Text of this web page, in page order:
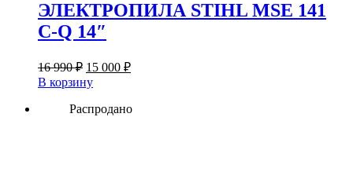
ЭЛЕКТРОПИЛА STIHL MSE 141
C-Q 14″
16 990₽ Первоначальная
цена
составляла
16
15 000 ₽Текущая
000 ₽.
В корзину
Распродано